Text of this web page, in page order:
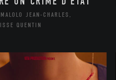
JEAN-CHARLES,
QUENTIN